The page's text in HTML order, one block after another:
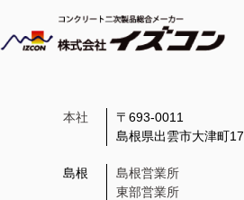
本社
〒693-0011
島根県出雲市大津町
島根
島根営業所
東部営業所